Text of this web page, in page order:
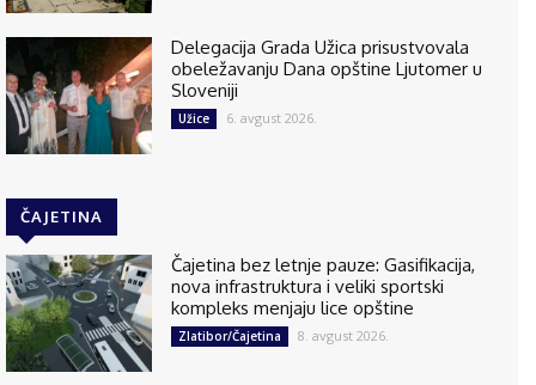
Delegacija Grada Užica prisustvovala
obeležavanju Dana opštine Ljutomer u
Sloveniji
Užice 6. avgust 2026.
ČAJETINA
Čajetina bez letnje pauze: Gasifikacija,
nova infrastruktura i veliki sportski
kompleks menjaju lice opštine
Zlatibor/Čajetina 8. avgust 2026.